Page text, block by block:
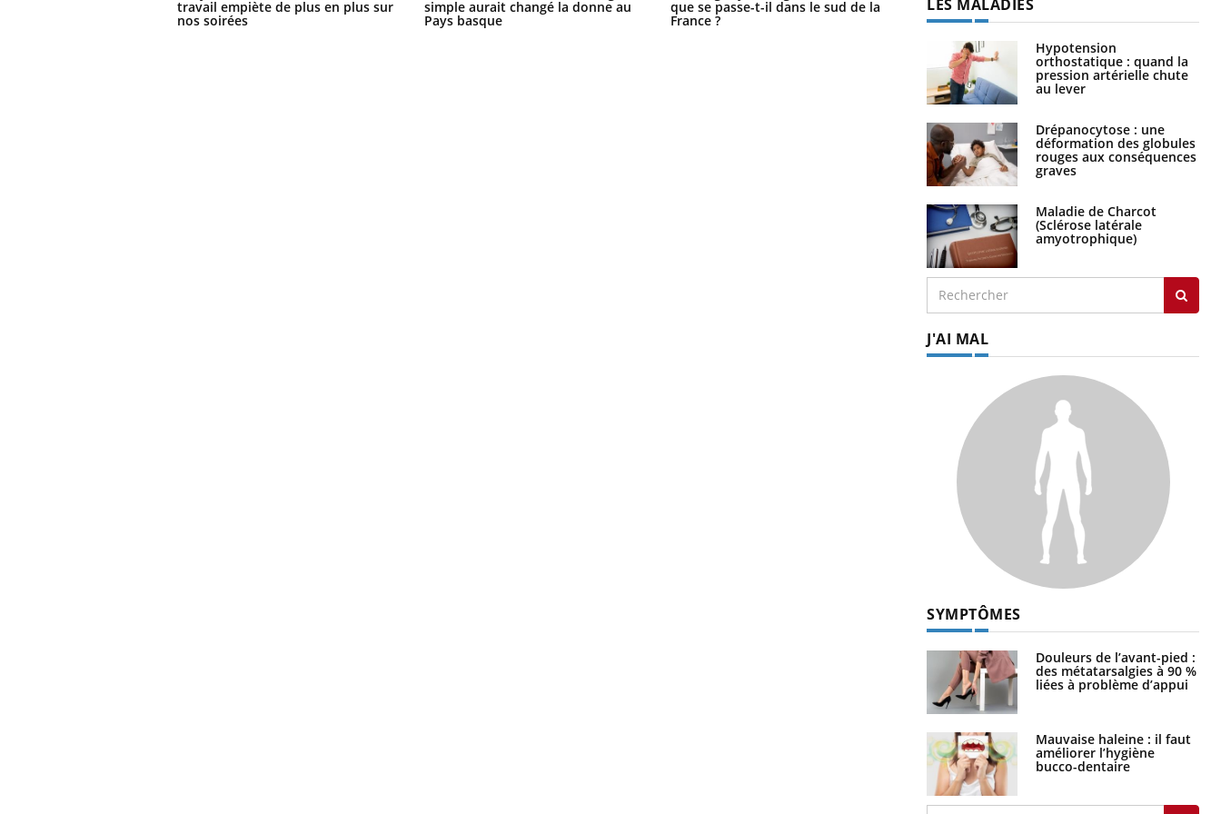
travail empiète de plus en plus sur
nos soirées
simple aurait changé la donne au
Pays basque
que se passe-t-il dans le sud de la
France ?
LES MALADIES
Hypotension
orthostatique : quand la
pression artérielle chute
au lever
Drépanocytose : une
déformation des globules
rouges aux conséquences
graves
Maladie de Charcot
(Sclérose latérale
amyotrophique)
J'AI MAL
SYMPTÔMES
Douleurs de l’avant-pied :
des métatarsalgies à 90 %
liées à problème d’appui
Mauvaise haleine : il faut
améliorer l’hygiène
bucco-dentaire